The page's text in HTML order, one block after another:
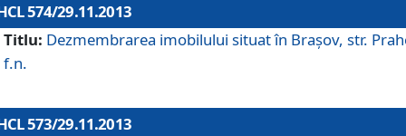
574/29.11.2013
Titlu: Dezmembrarea imobilului situat în Braşov, str.
f.n.
573/29.11.2013